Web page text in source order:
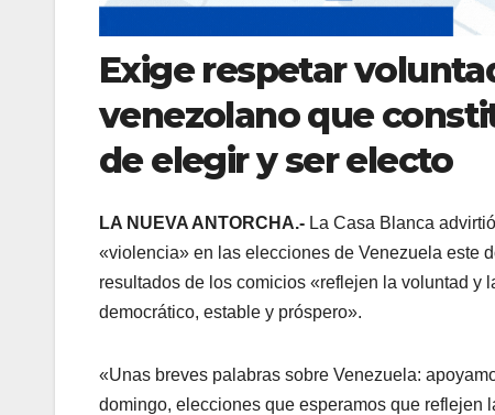
Exige respetar
venezolano que
de elegir y ser electo
LA NUEVA ANTORCHA.- La Casa Blanca
«violencia» en las elecciones de Venezuela este
resultados de los comicios «reflejen la voluntad y
democrático, estable y próspero».
«Unas breves palabras sobre Venezuela:
domingo, elecciones que esperamos que reflejen